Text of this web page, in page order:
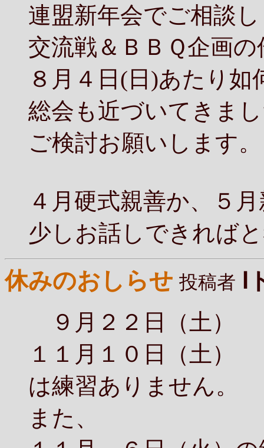
連盟新年会でご相談
交流戦＆ＢＢＱ企画
８月４日(日)あたり如
総会も近づいてきま
ご検討お願いします。
４月硬式親善か、５
少しお話しできれば
休みのおしらせ 投稿者
９月２２日（土）
１１月１０日（土）
は練習ありません。
また、